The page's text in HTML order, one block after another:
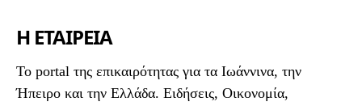
Η ΕΤΑΙΡΕΙΑ
To portal της επικαιρότητας για τα Ιωάννινα, την
Ήπειρο και την Ελλάδα. Ειδήσεις, Οικονομία,